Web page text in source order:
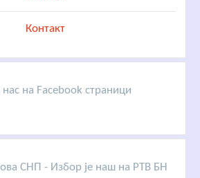
Контакт
нас на Facebook страници
СНП - Избор је наш на РТВ БН